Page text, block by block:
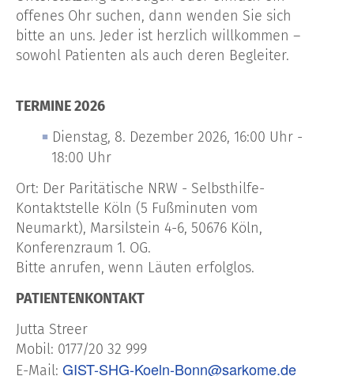
offenes Ohr suchen, dann wenden Sie sich
bitte an uns. Jeder ist herzlich willkommen –
sowohl Patienten als auch deren Begleiter.
TERMINE 2026
Dienstag, 8. Dezember 2026, 16:00 Uhr -
18:00 Uhr
Ort: Der Paritätische NRW - Selbsthilfe-
Kontaktstelle Köln (5 Fußminuten vom
Neumarkt), Marsilstein 4-6, 50676 Köln,
Konferenzraum 1. OG.
Bitte anrufen, wenn Läuten erfolglos.
PATIENTENKONTAKT
Jutta Streer
Mobil: 0177/20 32 999
E-Mail: GIST-SHG-Koeln-Bonn@sarkome.de